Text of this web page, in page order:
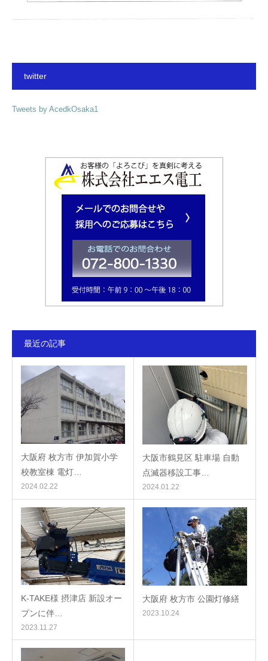
twitter
Tweets by AcedkOsaka1
最近の記事
大阪府 枚方市 伊加賀小学
校教室棟 電灯…
2024.02.22
大阪市鶴見区 駐車場 自動
点滅器移設工事…
2024.01.22
K-TAKE様 摂津店 新設オー
プンに伴…
2023.11.27
大阪府 枚方市 公園灯修繕
2023.10.24